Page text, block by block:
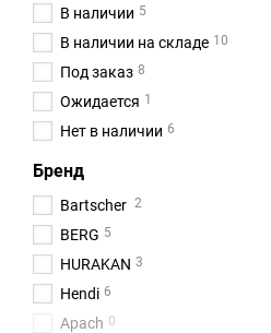
В наличии 5
В наличии на складе 10
Под заказ 8
Ожидается 1
Нет в наличии 6
Бренд
Bartscher 2
BERG 5
HURAKAN 3
Hendi 6
Apach 0